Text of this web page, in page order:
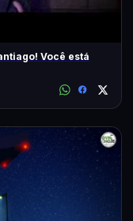
Você está